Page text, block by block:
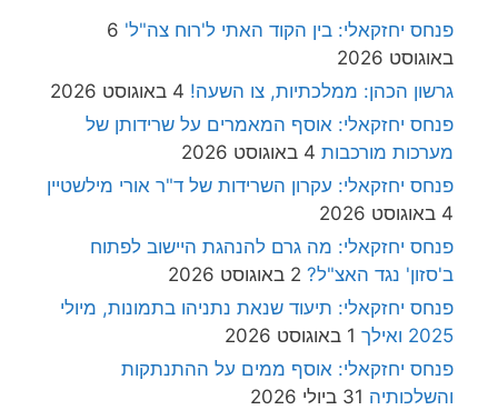
פנחס יחזקאלי: בין הקוד האתי ל'רוח צה"ל' 6
באוגוסט 2026
גרשון הכהן: ממלכתיות, צו השעה! 4 באוגוסט 2026
פנחס יחזקאלי: אוסף המאמרים על שרידותן של
מערכות מורכבות 4 באוגוסט 2026
פנחס יחזקאלי: עקרון השרידות של ד"ר אורי מילשטיין
4 באוגוסט 2026
פנחס יחזקאלי: מה גרם להנהגת היישוב לפתוח
ב'סזון' נגד האצ"ל? 2 באוגוסט 2026
פנחס יחזקאלי: תיעוד שנאת נתניהו בתמונות, מיולי
2025 ואילך
1 באוגוסט 2026
פנחס יחזקאלי: אוסף ממים על ההתנתקות
והשלכותיה 31 ביולי 2026